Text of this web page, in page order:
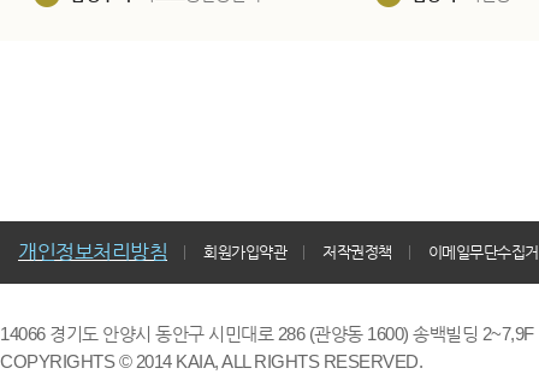
개인정보처리방침 회원가입약관 저작권정책 이메일무단수집
14066 경기도 안양시 동안구 시민대로 286 (관양동 1600) 송백빌딩
COPYRIGHTS © 2014 KAIA, ALL RIGHTS RESERVED.